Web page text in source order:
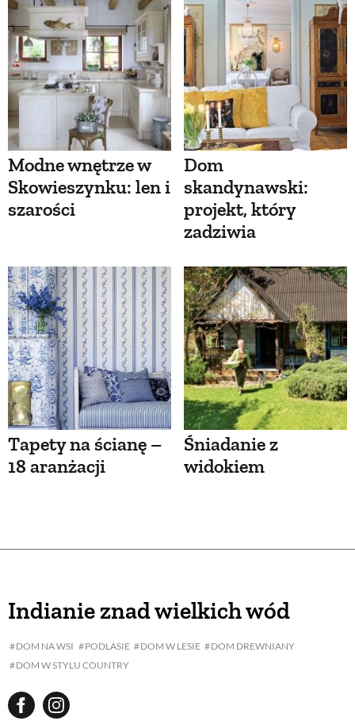
Modne wnętrze w
Skowieszynku: len i
szarości
Dom
skandynawski:
projekt, który
zadziwia
Tapety na ścianę –
18 aranżacji
Śniadanie z
widokiem
Indianie znad wielkich wód
DOM NA WSI PODLASIE DOM W LESIE
DOM DREWNIANY
DOM W STYLU COUNTRY